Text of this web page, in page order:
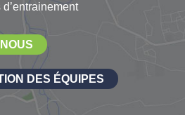
DES ÉQUIPES